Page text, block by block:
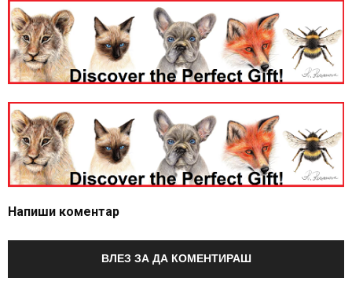
Напиши коментар
ВЛЕЗ ЗА ДА КОМЕНТИРАШ